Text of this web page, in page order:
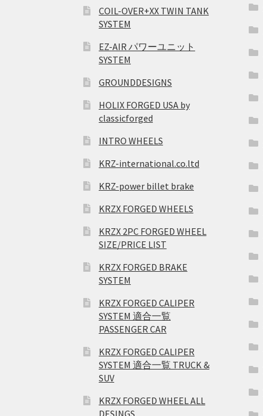
COIL-OVER+XX TWIN TANK
SYSTEM
EZ-AIR パワーユニット
SYSTEM
GROUNDDESIGNS
HOLIX FORGED USA by
classicforged
INTRO WHEELS
KRZ-international.co.ltd
KRZ-power billet brake
KRZX FORGED WHEELS
KRZX 2PC FORGED WHEEL
SIZE/PRICE LIST
KRZX FORGED BRAKE
SYSTEM
KRZX FORGED CALIPER
SYSTEM 適合一覧
PASSENGER CAR
KRZX FORGED CALIPER
SYSTEM 適合一覧 TRUCK &
SUV
KRZX FORGED WHEEL ALL
DESINGS